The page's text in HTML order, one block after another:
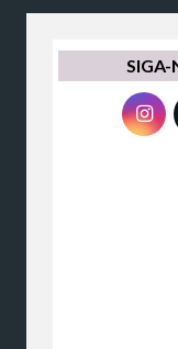
SIGA-